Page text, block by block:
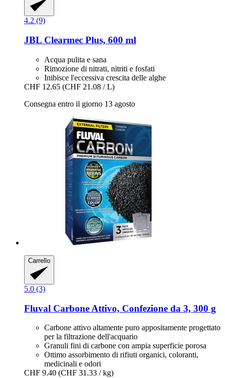
4.2 (9)
JBL Clearmec Plus, 600 ml
Acqua pulita e sana
Rimozione di nitrati, nitriti e fosfati
Inibisce l'eccessiva crescita delle alghe
CHF 12.65 (CHF 21.08 / L)
Consegna entro il giorno 13 agosto
Carrello
5.0 (3)
Fluval Carbone Attivo, Confezione da 3, 300 g
Carbone attivo altamente puro appositamente progettato
per la filtrazione dell'acquario
Granuli fini di carbone con ampia superficie porosa
Ottimo assorbimento di rifiuti organici, coloranti,
medicinali e odori
CHF 9.40 (CHF 31.33 / kg)